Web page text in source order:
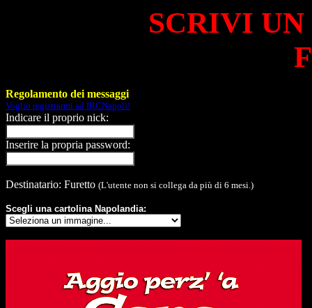
SCRIVI
Regolamento dei messaggi
Voglio registrarmi ad IRCNapoli!
Indicare il proprio nick:
Inserire la propria password:
Destinatario: Furetto (L'utente non si collega da più di 6 mesi.)
Scegli una cartolina Napolandia: